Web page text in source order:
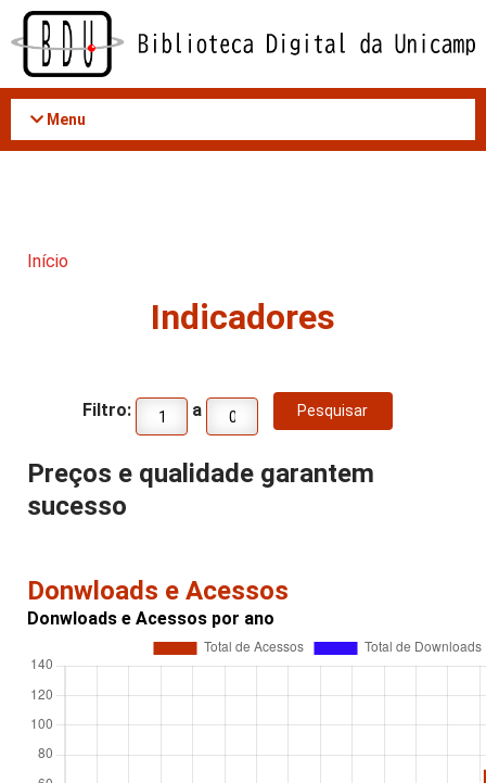
Acessar
conteúdo
Menu
Início
Indicadores
Filtro: a
Preços e qualidade garantem
sucesso
Donwloads e Acessos
Donwloads e Acessos por ano